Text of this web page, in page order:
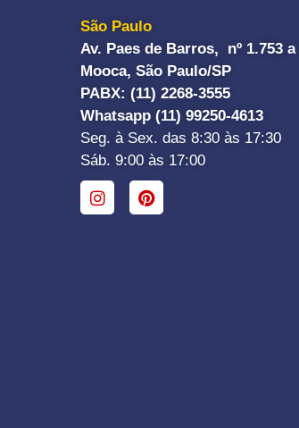
São Paulo
Av. Paes de Barros, nº 1.753 a
Mooca, São Paulo/SP
PABX: (11) 2268-3555
Whatsapp (11) 99250-4613
Seg. à Sex. das 8:30 às 17:30
Sáb. 9:00 às 17:00